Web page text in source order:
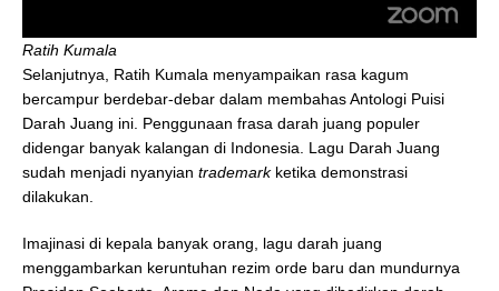
Ratih Kumala
Selanjutnya, Ratih Kumala menyampaikan rasa kagum
bercampur berdebar-debar dalam membahas Antologi Puisi
Darah Juang ini. Penggunaan frasa darah juang populer
didengar banyak kalangan di Indonesia. Lagu Darah Juang
sudah menjadi nyanyian trademark ketika demonstrasi
dilakukan.
Imajinasi di kepala banyak orang, lagu darah juang
menggambarkan keruntuhan rezim orde baru dan mundurnya